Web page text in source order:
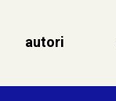
autori